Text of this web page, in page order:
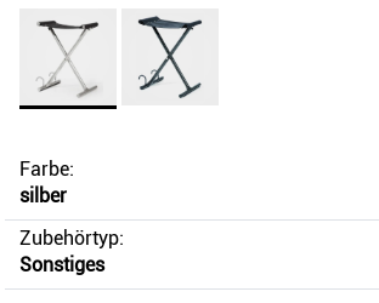
Farbe:
silber
Zubehörtyp:
Sonstiges